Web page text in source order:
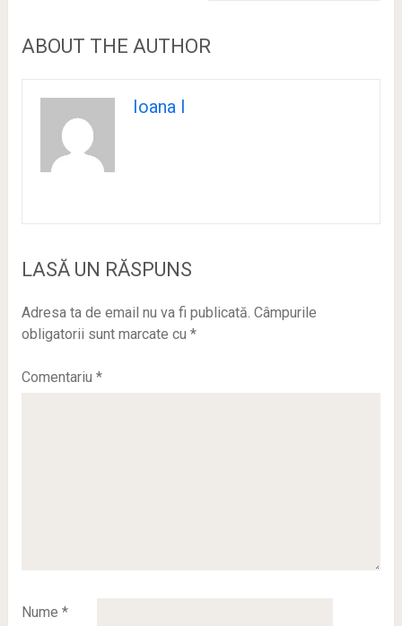
ABOUT THE AUTHOR
Ioana I
LASĂ UN RĂSPUNS
Adresa ta de email nu va fi publicată. Câmpurile
obligatorii sunt marcate cu *
Comentariu *
Nume *